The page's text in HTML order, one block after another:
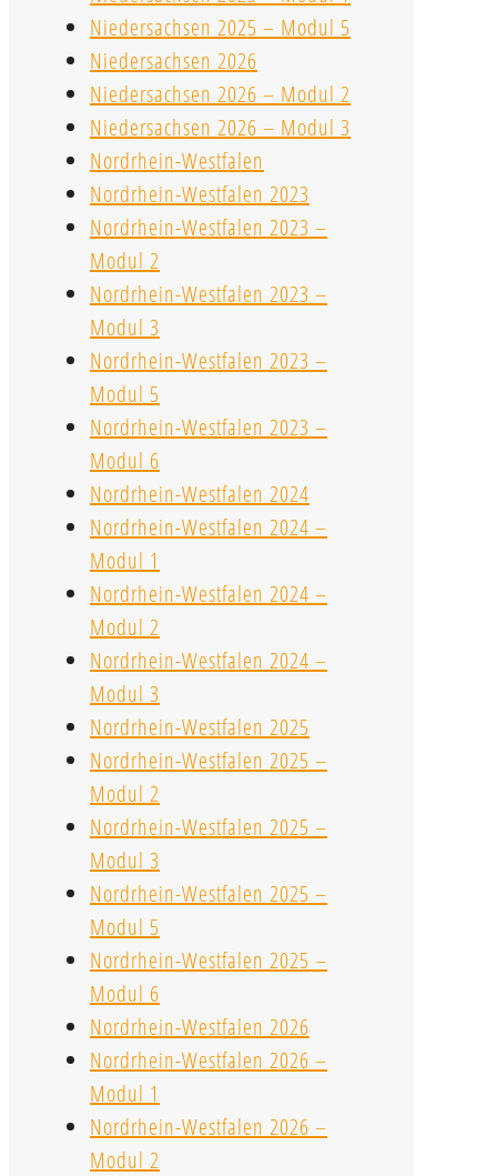
Niedersachsen 2025 – Modul 5
Niedersachsen 2026
Niedersachsen 2026 – Modul 2
Niedersachsen 2026 – Modul 3
Nordrhein-Westfalen
Nordrhein-Westfalen 2023
Nordrhein-Westfalen 2023 –
Modul 2
Nordrhein-Westfalen 2023 –
Modul 3
Nordrhein-Westfalen 2023 –
Modul 5
Nordrhein-Westfalen 2023 –
Modul 6
Nordrhein-Westfalen 2024
Nordrhein-Westfalen 2024 –
Modul 1
Nordrhein-Westfalen 2024 –
Modul 2
Nordrhein-Westfalen 2024 –
Modul 3
Nordrhein-Westfalen 2025
Nordrhein-Westfalen 2025 –
Modul 2
Nordrhein-Westfalen 2025 –
Modul 3
Nordrhein-Westfalen 2025 –
Modul 5
Nordrhein-Westfalen 2025 –
Modul 6
Nordrhein-Westfalen 2026
Nordrhein-Westfalen 2026 –
Modul 1
Nordrhein-Westfalen 2026 –
Modul 2